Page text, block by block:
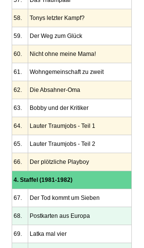
58. Tonys letzter Kampf?
59. Der Weg zum Glück
60. Nicht ohne meine Mama!
61. Wohngemeinschaft zu zweit
62. Die Absahner-Oma
63. Bobby und der Kritiker
64. Lauter Traumjobs - Teil 1
65. Lauter Traumjobs - Teil 2
66. Der plötzliche Playboy
4. Staffel (1981-1982)
67. Der Tod kommt um Sieben
68. Postkarten aus Europa
69. Latka mal vier